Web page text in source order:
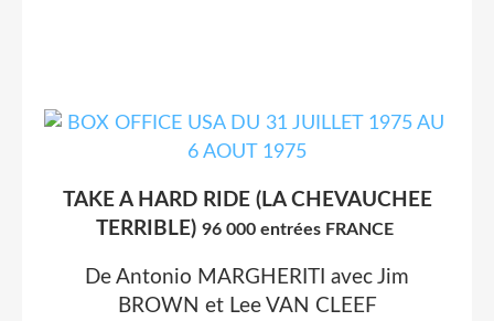
TAKE A HARD RIDE (LA CHEVAUCHEE
TERRIBLE) 96 000 entrées FRANCE
De Antonio MARGHERITI avec Jim
BROWN et Lee VAN CLEEF